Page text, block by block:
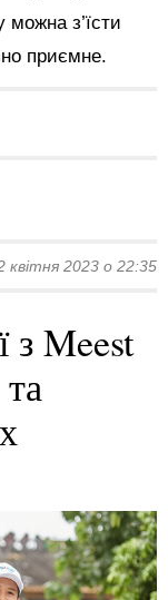
можна з’їсти
приємне.
квітня 2023 о 22:35
з Meest